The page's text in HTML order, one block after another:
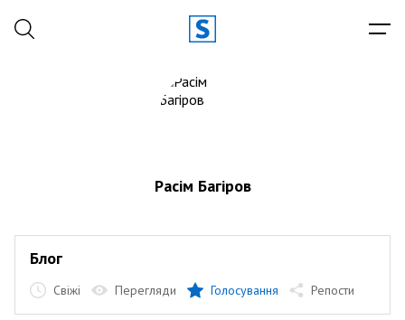
Расім Багіров
Блог
Свіжі Перегляди Голосування Репости